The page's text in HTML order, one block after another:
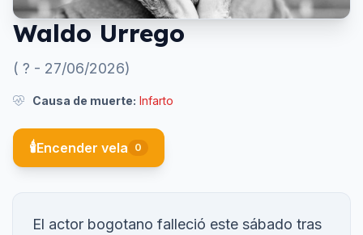
Waldo Urrego
( ? - 27/06/2026)
Causa de muerte: Infarto
🕯️Encender vela 0
El actor bogotano falleció este sábado tras